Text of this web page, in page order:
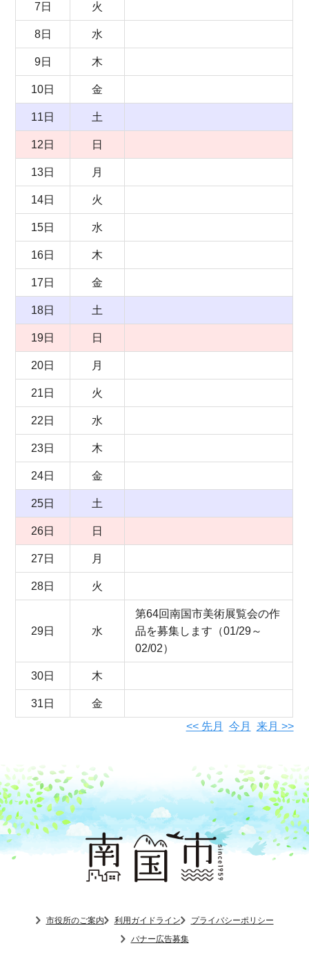
7日 火
8日 水
9日 木
10日 金
11日 土
12日 日
13日 月
14日 火
15日 水
16日 木
17日 金
18日 土
19日 日
20日 月
21日 火
22日 水
23日 木
24日 金
25日 土
26日 日
27日 月
28日 火
29日 水
第64回南国市美術展覧会の作
品を募集します（01/29～
02/02）
30日 木
31日
金
<< 先月
今月 来月 >>
市役所のご案内 利用ガイドライン
プライバシーポリシー
バナー広告募集